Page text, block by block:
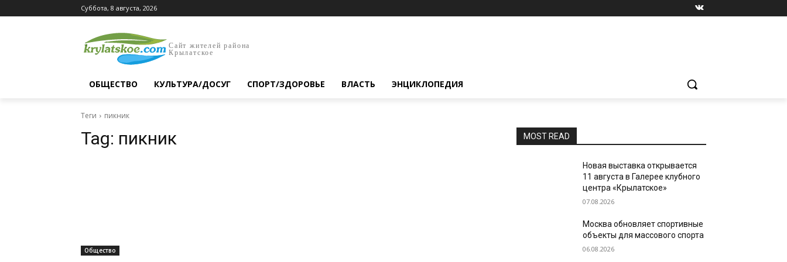
Суббота, 8 августа, 2026
Сайт жителей района
Крылатское
ОБЩЕСТВО КУЛЬТУРА/ДОСУГ СПОРТ/ЗДОРОВЬЕ ВЛАСТЬ ЭНЦИКЛОПЕДИЯ
Теги пикник
Tag: пикник
Общество
MOST READ
Новая выставка открывается
11 августа в Галерее клубного
центра «Крылатское»
07.08.2026
Москва обновляет спортивные
объекты для массового спорта
06.08.2026